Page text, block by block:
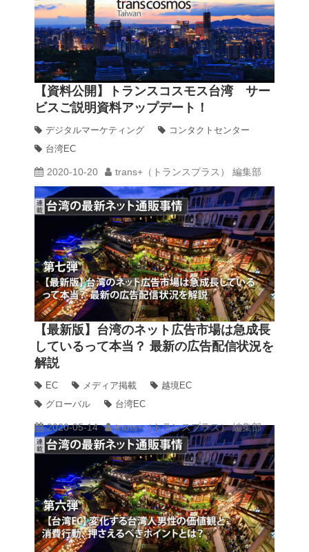
【資料公開】トランスコスモス台湾 サー
ビスご説明資料アップデート！
デジタルマーケティング
コンタクトセンター
台湾EC
2020-10-20 trans+（トランスプラス） 編集部
【最新版】台湾のネット広告市場は急成長
しているって本当？ 最新の広告配信状況を
解説
EC メディア掲載
越境EC
グローバル
台湾EC
2020-05-14 trans+（トランスプラス） 編集部